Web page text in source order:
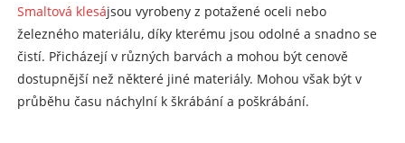
Smaltová klesájsou vyrobeny z potažené oceli nebo
železného materiálu, díky kterému jsou odolné a snadno se
čistí. Přicházejí v různých barvách a mohou být cenově
dostupnější než některé jiné materiály. Mohou však být v
průběhu času náchylní k škrábání a poškrábání.